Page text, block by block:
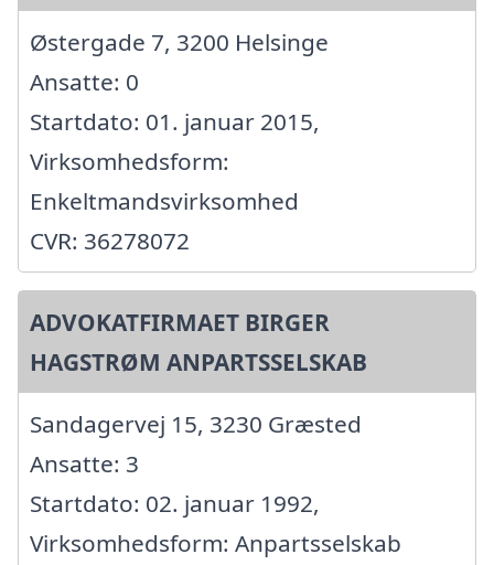
Østergade 7, 3200 Helsinge
Ansatte: 0
Startdato: 01. januar 2015,
Virksomhedsform:
Enkeltmandsvirksomhed
CVR: 36278072
ADVOKATFIRMAET BIRGER
HAGSTRØM ANPARTSSELSKAB
Sandagervej 15, 3230 Græsted
Ansatte: 3
Startdato: 02. januar 1992,
Virksomhedsform: Anpartsselskab